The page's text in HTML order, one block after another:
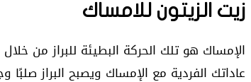
زيت الزيتون للامساك
الإمساك هو تلك الحركة البطيئة للبراز من
عاداتك الفردية مع الإمساك ويصبح البراز